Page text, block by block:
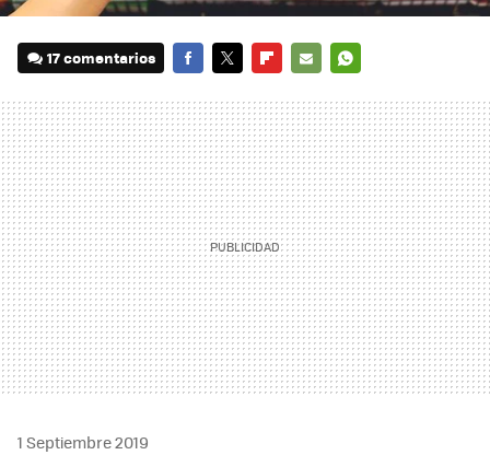
17 comentarios
MAIL
1 Septiembre 2019